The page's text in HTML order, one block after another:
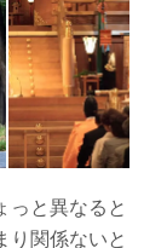
っと異なると
り関係ないと